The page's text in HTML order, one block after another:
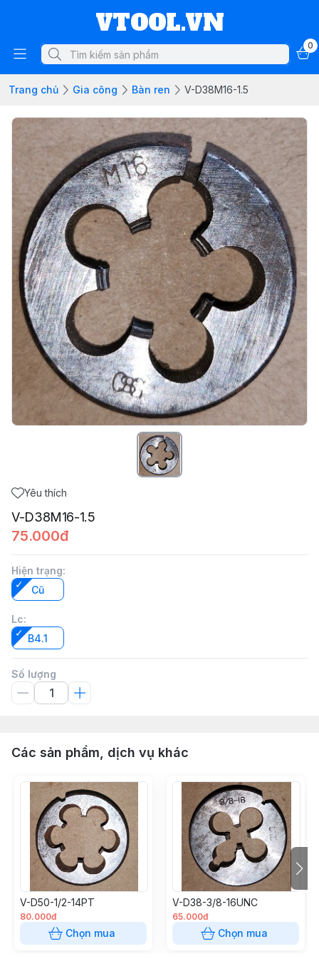
VTOOL.VN
0
Trang chủ Gia công Bàn ren V-D38M16-1.5
Yêu thích
V-D38M16-1.5
75.000đ
Hiện trạng:
Cũ
Lc:
B4.1
Số lượng
Các sản phẩm, dịch vụ khác
V-D50-1/2-14PT
80.000đ
Chọn mua
V-D38-3/8-16UNC
65.000đ
Chọn mua